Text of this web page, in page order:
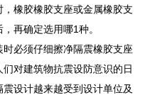
橡胶橡胶支座或金属橡胶支
再确定选用哪1种。
必须仔细擦净隔震橡胶支座
对建筑物抗震设防意识的日
设计越来越受到设计单位及